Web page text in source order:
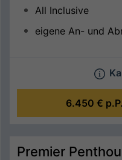
All Inclusive
eigene An- und
6.450 €
Premier